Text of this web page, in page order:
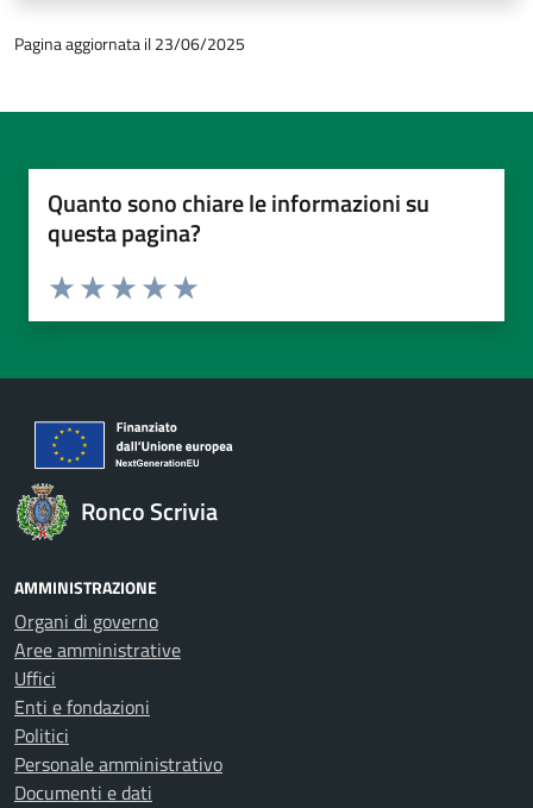
Pagina aggiornata il 23/06/2025
Quanto sono chiare le informazioni su
questa pagina?
Valuta da 1 a 5 stelle la pagina
Valuta 5 stelle su 5
Valuta 4 stelle su 5
Valuta 3 stelle su 5
Valuta 2 stelle su 5
Valuta 1 stelle su 5
Ronco Scrivia
AMMINISTRAZIONE
Organi di governo
Aree amministrative
Uffici
Enti e fondazioni
Politici
Personale amministrativo
Documenti e dati